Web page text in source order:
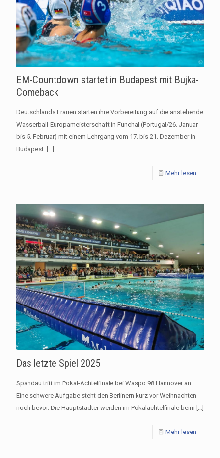
EM-Countdown startet in Budapest mit Bujka-
Comeback
Deutschlands Frauen starten ihre Vorbereitung auf die anstehende
Wasserball-Europameisterschaft in Funchal (Portugal/26. Januar
bis 5. Februar) mit einem Lehrgang vom 17. bis 21. Dezember in
Budapest. […]
Mehr lesen
Das letzte Spiel 2025
Spandau tritt im Pokal-Achtelfinale bei Waspo 98 Hannover an
Eine schwere Aufgabe steht den Berlinern kurz vor Weihnachten
noch bevor. Die Hauptstädter werden im Pokalachtelfinale beim […]
Mehr lesen